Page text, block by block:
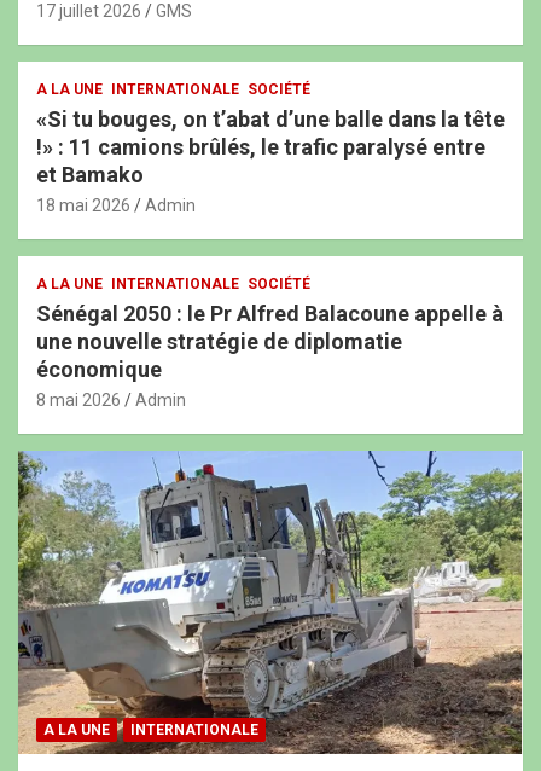
17 juillet 2026 GMS
A LA UNE INTERNATIONALE SOCIÉTÉ
«Si tu bouges, on t’abat d’une balle dans la tête
!» : 11 camions brûlés, le trafic paralysé entre
et Bamako
18 mai 2026 Admin
A LA UNE INTERNATIONALE SOCIÉTÉ
Sénégal 2050 : le Pr Alfred Balacoune appelle à
une nouvelle stratégie de diplomatie
économique
8 mai 2026 Admin
A LA UNE INTERNATIONALE